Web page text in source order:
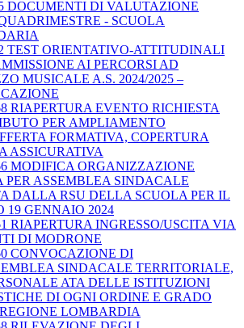
DOCUMENTI DI VALUTAZIONE
- SCUOLA
TEST ORIENTATIVO-ATTITUDINALI
AI PERCORSI AD
MUSICALE A.S. 2024/2025 –
RIAPERTURA EVENTO RICHIESTA
PER AMPLIAMENTO
FORMATIVA, COPERTURA
ASSICURATIVA
MODIFICA ORGANIZZAZIONE
PER ASSEMBLEA SINDACALE
DALLA RSU DELLA SCUOLA PER IL
19 GENNAIO 2024
RIAPERTURA INGRESSO/USCITA VIA
DI MODRONE
CONVOCAZIONE DI
SINDACALE TERRITORIALE,
ATA DELLE ISTITUZIONI
DI OGNI ORDINE E GRADO
LOMBARDIA